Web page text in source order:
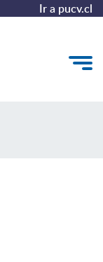
Ir a pucv.cl